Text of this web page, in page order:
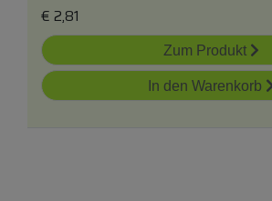
€ 2,81
Zum Produkt
In den Warenkorb